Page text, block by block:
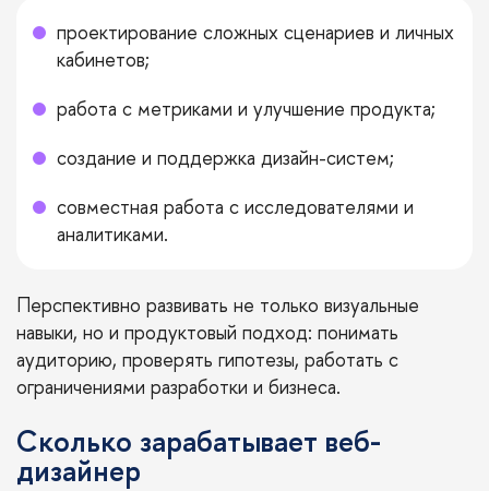
проектирование сложных сценариев и личных
кабинетов;
работа с метриками и улучшение продукта;
создание и поддержка дизайн-систем;
совместная работа с исследователями и
аналитиками.
Перспективно развивать не только визуальные
навыки, но и продуктовый подход: понимать
аудиторию, проверять гипотезы, работать с
ограничениями разработки и бизнеса.
Сколько зарабатывает веб-
дизайнер